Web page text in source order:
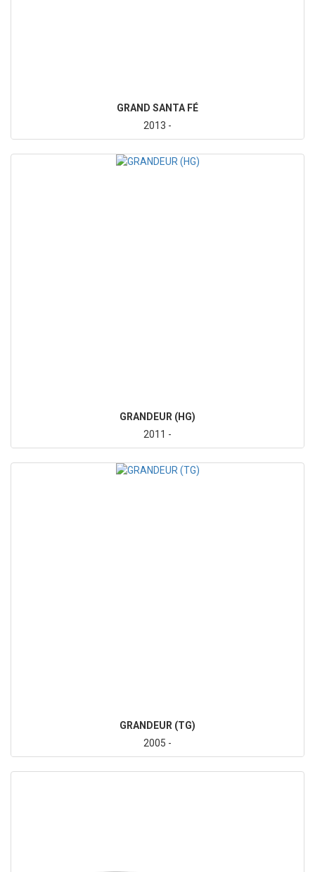
GRAND SANTA FÉ
2013 -
GRANDEUR (HG)
2011 -
GRANDEUR (TG)
2005 -